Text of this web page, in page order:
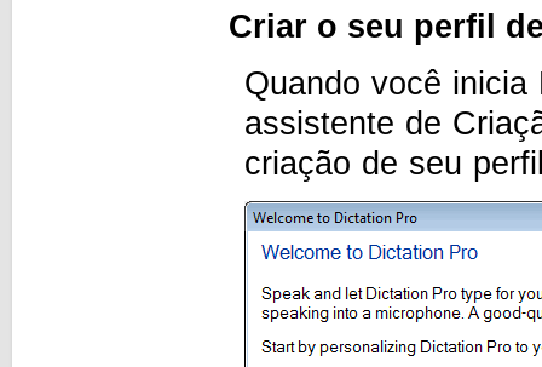
Criar o seu perfil
Quando você
assistente de
criação de seu